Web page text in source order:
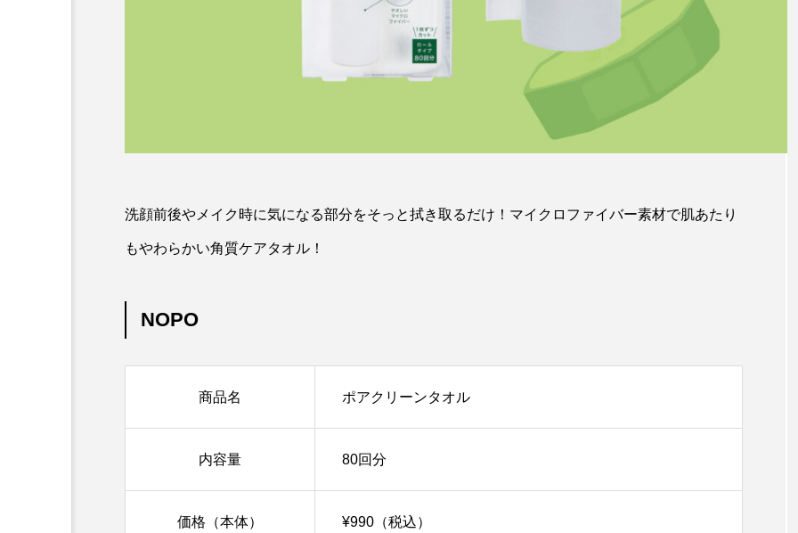
洗顔前後やメイク時に気になる部分をそっと拭き取るだけ！マイクロファイバー素材で肌あたり
もやわらかい角質ケアタオル！
NOPO
商品名 ポアクリーンタオル
内容量 80回分
価格（本体） ¥990（税込）